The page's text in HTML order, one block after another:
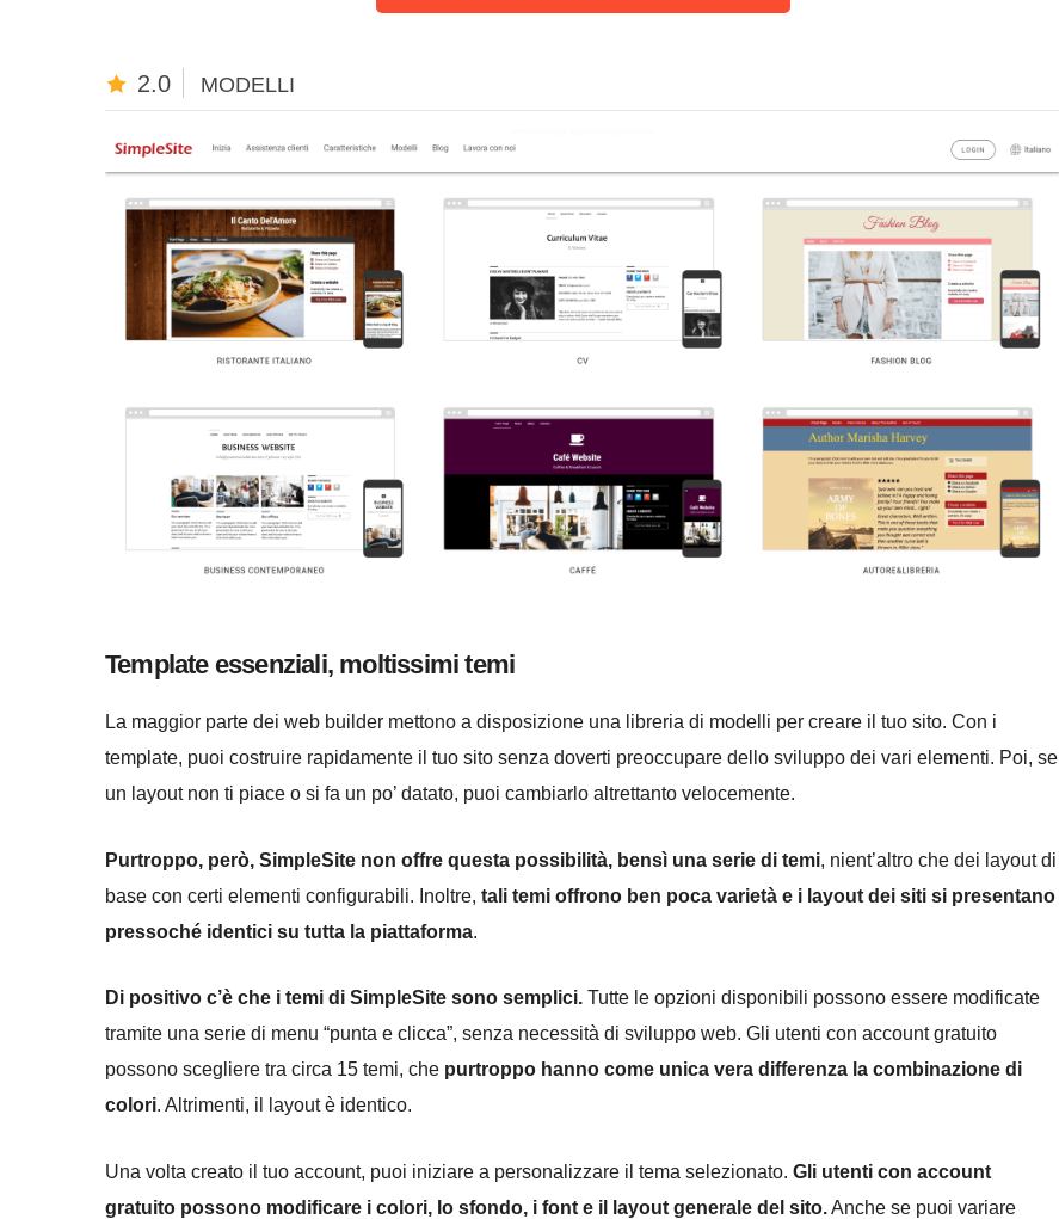
2.0 MODELLI
Template essenziali, moltissimi temi
La maggior parte dei web builder mettono a disposizione una libreria di modelli per creare il tuo sito. Con i
template, puoi costruire rapidamente il tuo sito senza doverti preoccupare dello sviluppo dei vari elementi. Poi, se
un layout non ti piace o si fa un po’ datato, puoi cambiarlo altrettanto velocemente.
Purtroppo, però, SimpleSite non offre questa possibilità, bensì una serie di temi, nient’altro che dei layout di
base con certi elementi configurabili. Inoltre, tali temi offrono ben poca varietà e i layout dei siti si presentano
pressoché identici su tutta la piattaforma.
Di positivo c’è che i temi di SimpleSite sono semplici. Tutte le opzioni disponibili possono essere modificate
tramite una serie di menu “punta e clicca”, senza necessità di sviluppo web. Gli utenti con account gratuito
possono scegliere tra circa 15 temi, che purtroppo hanno come unica vera differenza la combinazione di
colori. Altrimenti, il layout è identico.
Una volta creato il tuo account, puoi iniziare a personalizzare il tema selezionato. Gli utenti con account
gratuito possono modificare i colori, lo sfondo, i font e il layout generale del sito.Anche se puoi variare